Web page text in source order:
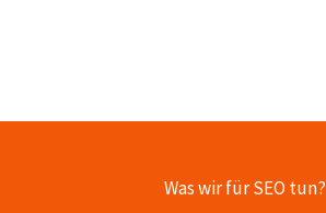
Was wir für SEO tun?